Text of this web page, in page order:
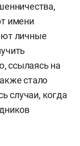
имени
личные
ссылаясь на
стало
случаи, когда